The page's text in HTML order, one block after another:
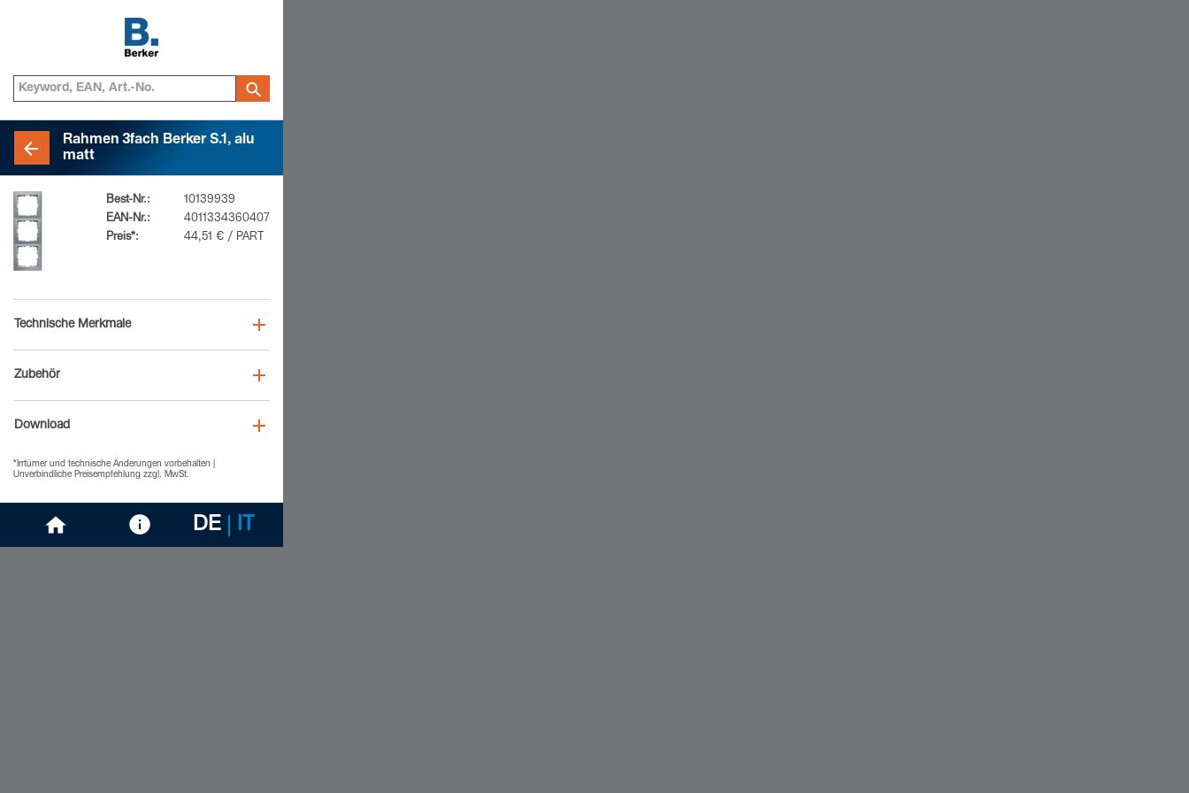
Rahmen 3fach Berker S.1, alu
matt
Best-Nr.:
10139939
EAN-Nr.:
4011334360407
Preis*:
44,51 € / PART
Technische Merkmale
Zubehör
Download
*Irrtümer und technische Änderungen vorbehalten |
Unverbindliche Preisempfehlung zzgl. MwSt.
DE IT